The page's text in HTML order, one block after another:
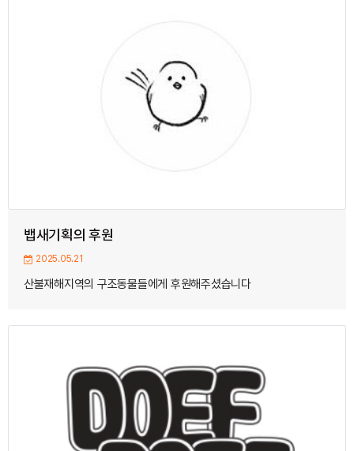
뱁새기획의 후원
2025.05.21
산불재해지역의 구조동물들에게 후원해주셨습니다